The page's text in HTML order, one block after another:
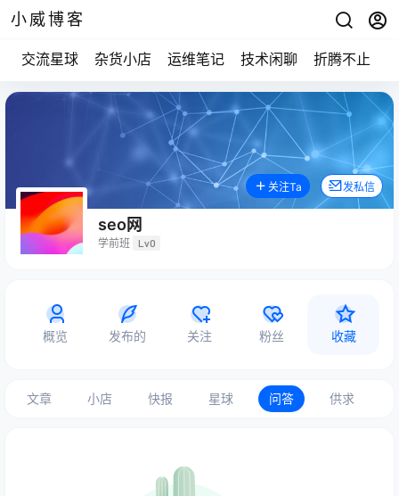
小威博客
交流星球 杂货小店 运维笔记 技术闲聊 折腾不止
seo网
学前班 Lv0
关注Ta 发私信
概览 发布的 关注 粉丝 收藏
文章 小店 快报 星球 问答 供求